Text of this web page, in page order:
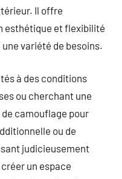
Il offre
esthétique et flexibilité
variété de besoins.
à des conditions
ou cherchant une
camouflage pour
ou de
judicieusement
un espace